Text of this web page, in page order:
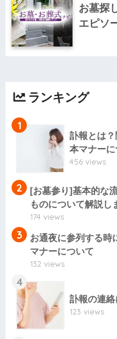
お墓探
エピソ
ランキング
1
訃報とは
本マナーに
456 views
2
[お墓参り]基本的な
ものについて解説し
174 views
3
お通夜に参列する時
マナーについて
132 views
4
訃報の連
123 views